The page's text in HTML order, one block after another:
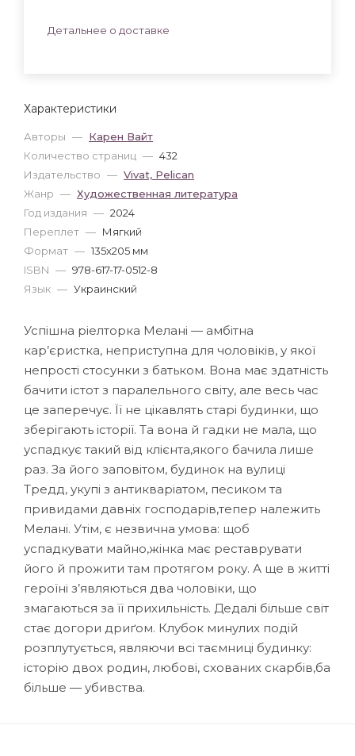
Характеристики
Авторы — Карен Вайт
Количество страниц — 432
Издательство — Vivat, Pelican
Жанр — Художественная литература
Год издания — 2024
Переплет — Мягкий
Формат — 135x205 мм
ISBN — 978-617-17-0512-8
Язык — Украинский
Детальнее о доставке
Успішна ріелторка Мелані — амбітна
кар’єристка, неприступна для чоловіків, у якої
непрості стосунки з батьком. Вона має здатність
бачити істот з паралельного світу, але весь час
це заперечує. Її не цікавлять старі будинки, що
зберігають історії. Та вона й гадки не мала, що
успадкує такий від клієнта,якого бачила лише
раз. За його заповітом, будинок на вулиці
Тредд, укупі з антикваріатом, песиком та
привидами давніх господарів,тепер належить
Мелані. Утім, є незвична умова: щоб
успадкувати майно,жінка має реставрувати
його й прожити там протягом року. А ще в житті
героїні з’являються два чоловіки, що
змагаються за її прихильність. Дедалі більше світ
стає догори дриґом. Клубок минулих подій
розплутується, являючи всі таємниці будинку:
історію двох родин, любові, схованих скарбів,ба
більше — убивства.